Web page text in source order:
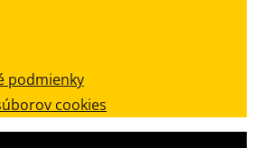
podmienky
cookies